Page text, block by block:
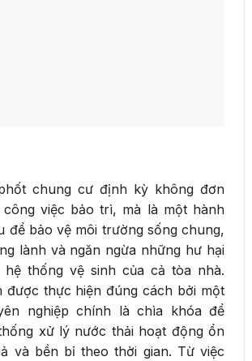
chung cư định kỳ không đơn
việc bảo trì, mà là một hành
để bảo vệ môi trường sống chung,
lành và ngăn ngừa những hư hại
thống vệ sinh của cả tòa nhà.
được thực hiện đúng cách bởi một
nghiệp chính là chìa khóa để
xử lý nước thải hoạt động ổn
và bền bỉ theo thời gian. Từ việc